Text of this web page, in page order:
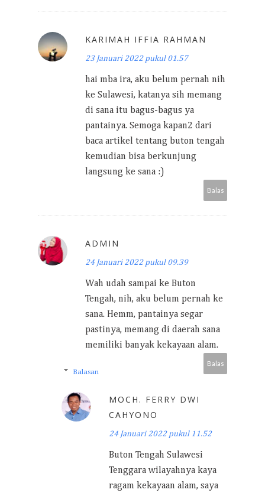
KARIMAH IFFIA RAHMAN
23 Januari 2022 pukul 01.57
hai mba ira, aku belum pernah nih
ke Sulawesi, katanya sih memang
di sana itu bagus-bagus ya
pantainya. Semoga kapan2 dari
baca artikel tentang buton tengah
kemudian bisa berkunjung
langsung ke sana :)
Balas
ADMIN
24 Januari 2022 pukul 09.39
Wah udah sampai ke Buton
Tengah, nih, aku belum pernah ke
sana. Hemm, pantainya segar
pastinya, memang di daerah sana
memiliki banyak kekayaan alam.
Balas
Balasan
MOCH. FERRY DWI
CAHYONO
24 Januari 2022 pukul 11.52
Buton Tengah Sulawesi
Tenggara wilayahnya kaya
ragam kekayaan alam, saya